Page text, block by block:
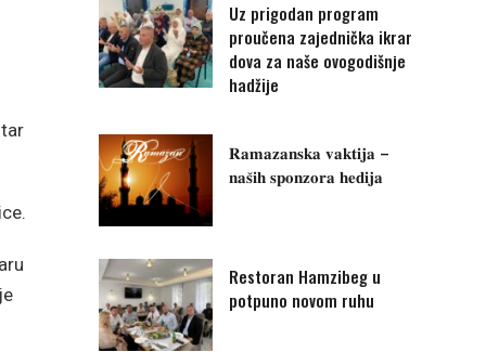
Uz prigodan program
proučena zajednička ikrar
dova za naše ovogodišnje
hadžije
𝐑𝐚𝐦𝐚𝐳𝐚𝐧𝐬𝐤𝐚 𝐯𝐚𝐤𝐭𝐢𝐣𝐚 –
𝐧𝐚𝐬̌𝐢𝐡 𝐬𝐩𝐨𝐧𝐳𝐨𝐫𝐚 𝐡𝐞𝐝𝐢𝐣𝐚
Restoran Hamzibeg u
potpuno novom ruhu